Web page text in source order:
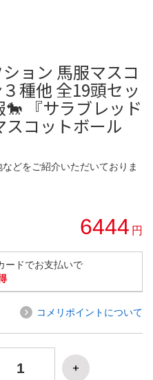
ョン 馬服マスコ
種他 全19頭セッ
🐎 『サラブレッド
スコットボール
どをご紹介いただいておりま
6444 円
ードでお支払いで
コメリポイントについて